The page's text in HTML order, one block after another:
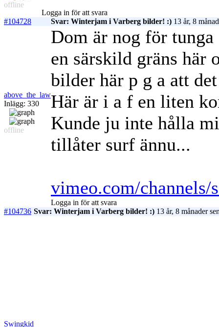
offline
Logga in för att svara
#104728
Svar: Winterjam i Varberg bilder! :) 13 år, 8
above_the_law
Inlägg: 330
offline
Dom är nog för
en särskild gräns här
bilder här p g a att
Här är i a f en liten
Kunde ju inte hålla
tillåter surf ännu...
vimeo.com/
Logga in för att svara
#104736 Svar: Winterjam i Varberg bilder! :) 13 år, 8 månader
Swingkid